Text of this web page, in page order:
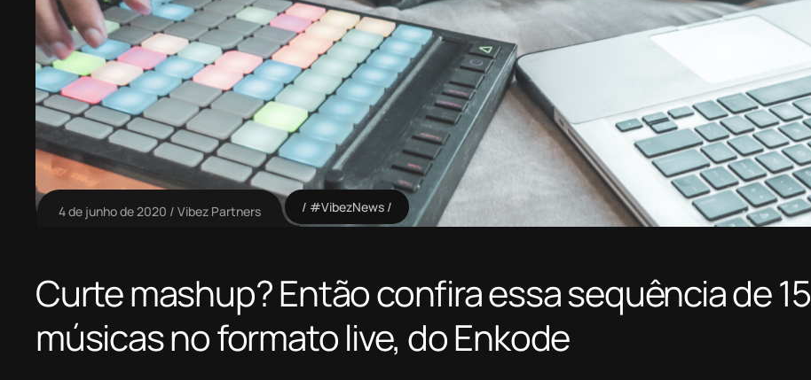
4 de junho de 2020 Vibez Partners #VibezNews
Curte mashup? Então confira essa sequência de 15
músicas no formato live, do Enkode